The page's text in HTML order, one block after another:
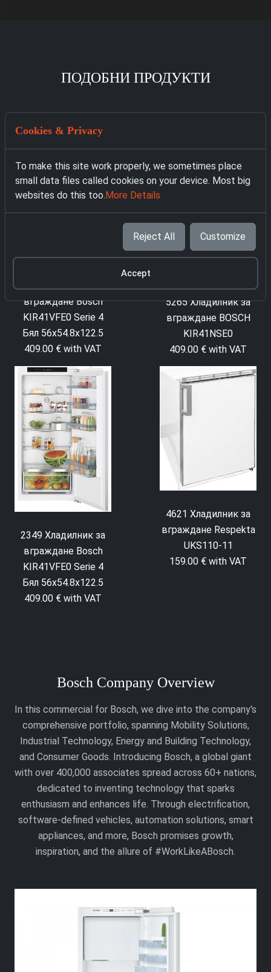
ПОДОБНИ ПРОДУКТИ
2349 Хладилник за
вграждане Bosch
KIR41VFE0 Serie 4
Бял 56x54.8x122.5
409.00 € with VAT
5265 Хладилник за
вграждане BOSCH
KIR41NSE0
409.00 € with VAT
2349 Хладилник за
вграждане Bosch
KIR41VFE0 Serie 4
Бял 56x54.8x122.5
409.00 € with VAT
4621 Хладилник за
вграждане Respekta
UKS110-11
159.00 € with VAT
Bosch Company Overview
In this commercial for Bosch, we dive into the company's
comprehensive portfolio, spanning Mobility Solutions,
Industrial Technology, Energy and Building Technology,
and Consumer Goods. Introducing Bosch, a global giant
with over 400,000 associates spread across 60+ nations,
dedicated to inventing technology that sparks
enthusiasm and enhances life. Through electrification,
software-defined vehicles, automation solutions, smart
appliances, and more, Bosch promises growth,
inspiration, and the allure of #WorkLikeABosch.
Cookies & Privacy
To make this site work properly, we sometimes place
small data files called cookies on your device. Most big
websites do this too.More Details
Reject All Customize
Accept